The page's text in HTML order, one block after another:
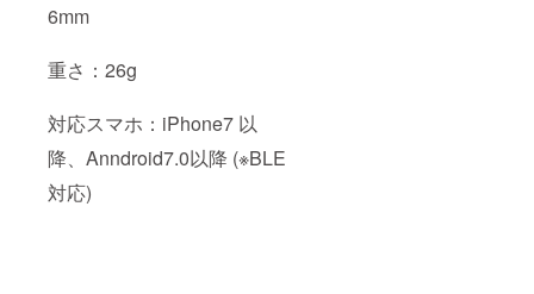
6mm
重さ：26g
対応スマホ：iPhone7 以
降、Anndroid7.0以降 (※BLE
対応)